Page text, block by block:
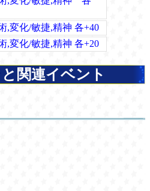
,変化/敏捷,精神 各+40
,変化/敏捷,精神 各+20
関連イベント